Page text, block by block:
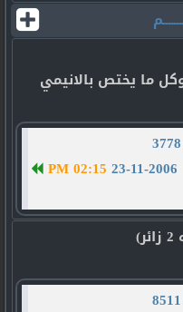
وكل ما يختص بالانيمي
23-11-2006
02:15 PM